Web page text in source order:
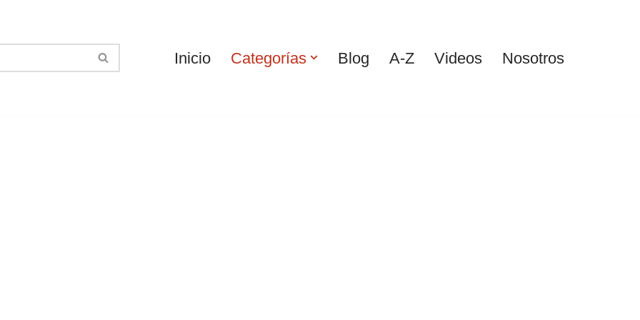
Inicio Categorías Blog A-Z Videos Nosotros